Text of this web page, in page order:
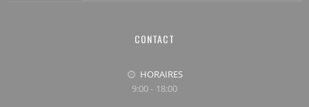
CONTACT
HORAIRES
9:00 - 18:00